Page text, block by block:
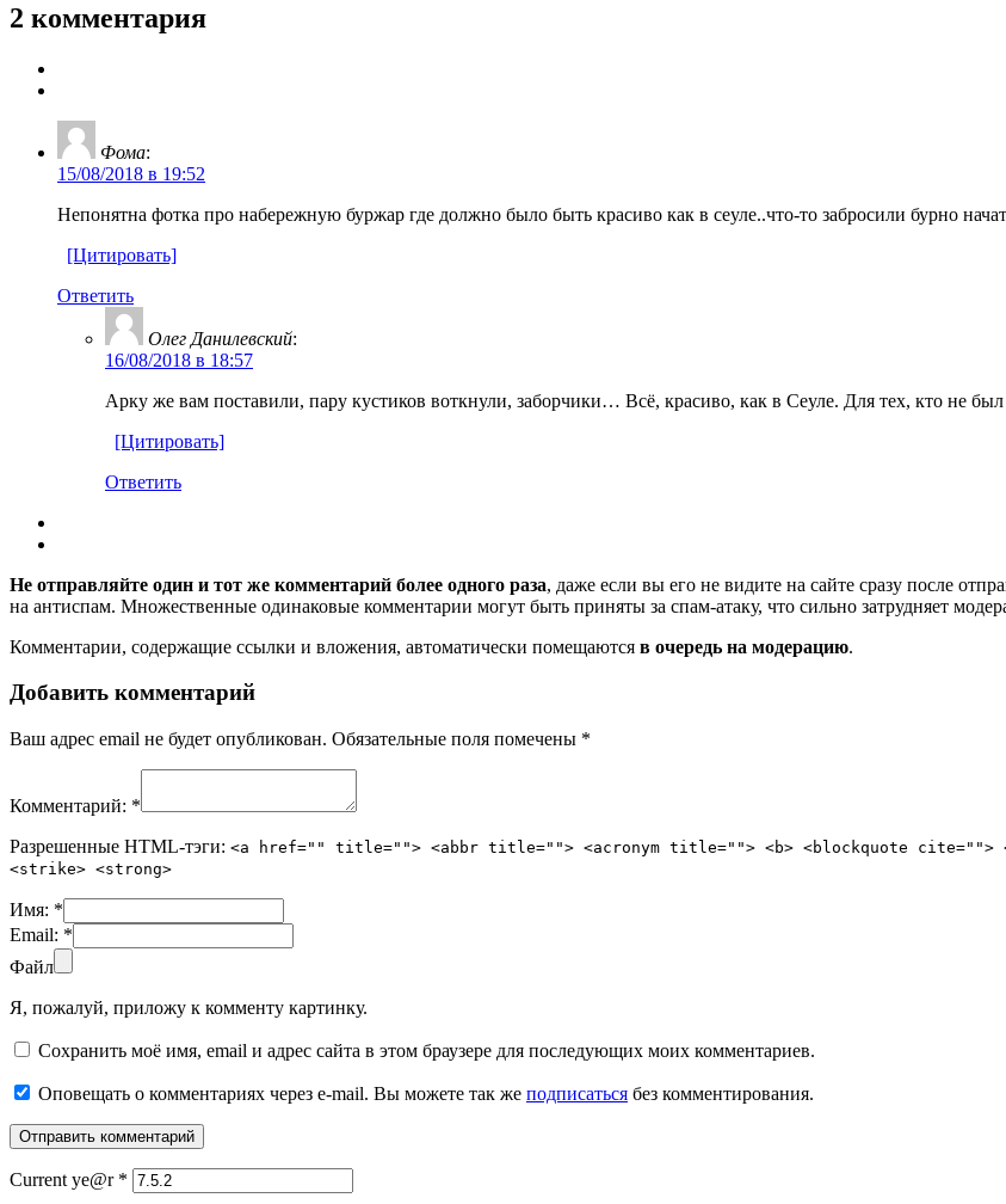
2 комментария
Фома:
15/08/2018 в 19:52
Непонятна фотка про набережную буржар где должно было быть красиво как в сеуле..что-то забросили бурно
[Цитировать]
Ответить
Олег Данилевский:
16/08/2018 в 18:57
Арку же вам поставили, пару кустиков воткнули, заборчики… Всё, красиво, как в Сеуле. Для тех, кто не
[Цитировать]
Ответить
Не отправляйте один и тот же комментарий более одного раза, даже если вы его не видите на сайте сразу после
на антиспам. Множественные одинаковые комментарии могут быть приняты за спам-атаку, что сильно затрудняет
Комментарии, содержащие ссылки и вложения, автоматически помещаются в очередь на модерацию.
Добавить комментарий
Ваш адрес email не будет опубликован. Обязательные поля помечены *
Комментарий: *
Разрешенные HTML-тэги: <a href="" title=""> <abbr title=""> <acronym title=""> <b> <blockquote cite="">
<strike> <strong>
Имя: *
Email: *
Файл
Я, пожалуй, приложу к комменту картинку.
Сохранить моё имя, email и адрес сайта в этом браузере для последующих моих комментариев.
Оповещать о комментариях через e-mail. Вы можете так же подписаться без комментирования.
Current ye@r *